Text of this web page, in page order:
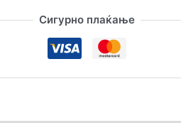
Сигурно плаќање